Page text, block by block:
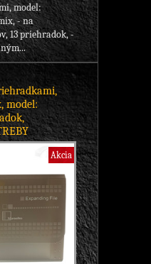
model:
- na
13 priehradok, -
model:
Akcia